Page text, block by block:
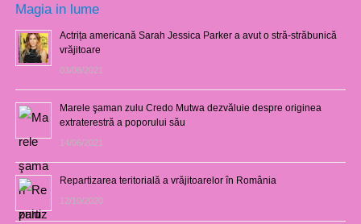
Magia in lume
Actrița americană Sarah Jessica Parker a avut o stră-străbunică
vrăjitoare
03/08/2021
Marele şaman zulu Credo Mutwa dezvăluie despre originea
extraterestră a poporului său
14/06/2021
Repartizarea teritorială a vrăjitoarelor în România
12/10/2020